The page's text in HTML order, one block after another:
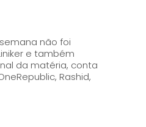
não foi
e também
Rashid,